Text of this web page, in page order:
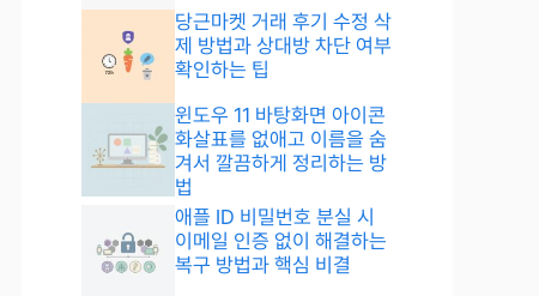
당근마켓 거래 후기 수정 삭
제 방법과 상대방 차단 여부
확인하는 팁
윈도우 11 바탕화면 아이콘
화살표를 없애고 이름을 숨
겨서 깔끔하게 정리하는 방
법
애플 ID 비밀번호 분실 시
이메일 인증 없이 해결하는
복구 방법과 핵심 비결